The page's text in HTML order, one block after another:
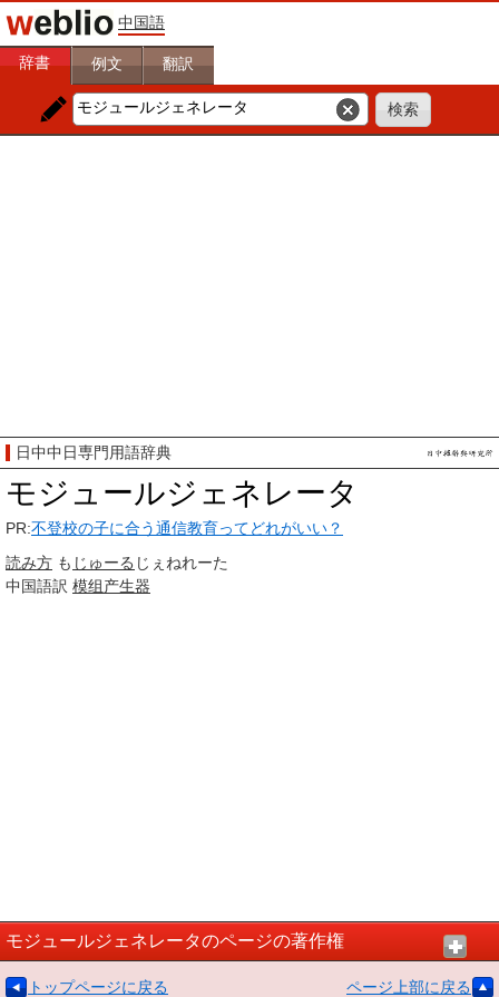
中国語
辞書 例文 翻訳
日中中日専門用語辞典
モジュールジェネレータ
PR:不登校の子に合う通信教育ってどれがいい？
読み方 も じゅーる じぇねれーた
中国語訳 模组产生器
モジュールジェネレータのページの著作権
トップページに戻る ページ上部に戻る